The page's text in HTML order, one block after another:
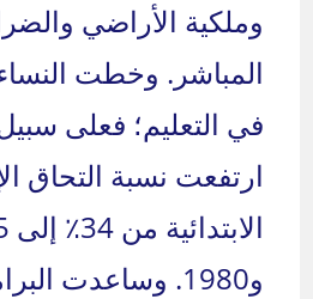
وملكية الأراضي
المباشر. وخطت
في التعليم؛ فعلى
ارتفعت نسبة التحاق
و1980. وساعدت